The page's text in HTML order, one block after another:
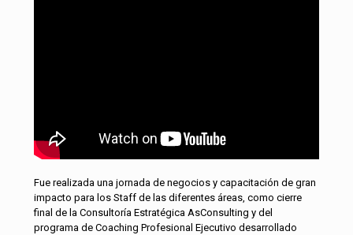
Fue realizada una jornada de negocios y capacitación de gran
impacto para los Staff de las diferentes áreas, como cierre
final de la Consultoría Estratégica AsConsulting y del
programa de Coaching Profesional Ejecutivo desarrollado